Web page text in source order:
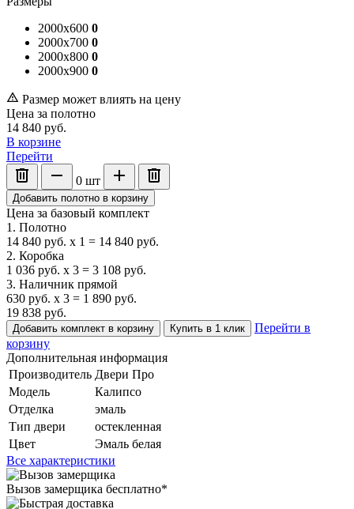
2000x600 0
2000x700 0
2000x800 0
2000x900 0
Размер может влиять на цену
Цена за полотно
14 840 руб.
В корзине
Перейти
0 шт
Добавить полотно в корзину
Цена за базовый комплект
1. Полотно
14 840 руб. x 1 = 14 840 руб.
2. Коробка
1 036 руб. x 3 = 3 108 руб.
3. Наличник прямой
630 руб. x 3 = 1 890 руб.
19 838 руб.
Добавить комплект в корзину Купить в 1 клик
Перейти в
корзину
Дополнительная информация
Производитель Двери Про
Модель
Калипсо
Отделка
эмаль
Тип двери
остекленная
Цвет
Эмаль белая
Все характеристики
Вызов замерщика бесплатно*